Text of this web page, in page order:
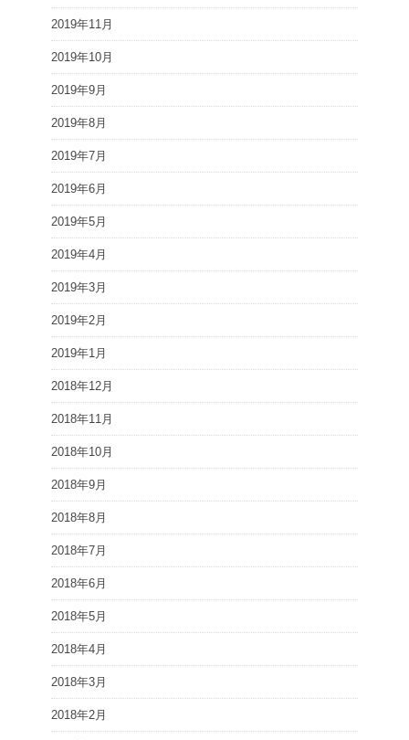
2019年11月
2019年10月
2019年9月
2019年8月
2019年7月
2019年6月
2019年5月
2019年4月
2019年3月
2019年2月
2019年1月
2018年12月
2018年11月
2018年10月
2018年9月
2018年8月
2018年7月
2018年6月
2018年5月
2018年4月
2018年3月
2018年2月